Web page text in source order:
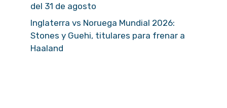
del 31 de agosto
Inglaterra vs Noruega Mundial 2026:
Stones y Guehi, titulares para frenar a
Haaland